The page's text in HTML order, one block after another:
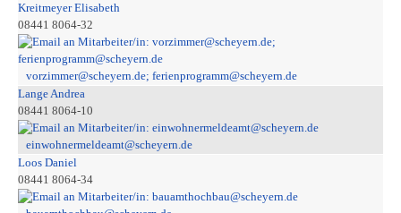
Kreitmeyer Elisabeth
08441 8064-32
vorzimmer@scheyern.de; ferienprogramm@scheyern.de
Lange Andrea
08441 8064-10
einwohnermeldeamt@scheyern.de
Loos Daniel
08441 8064-34